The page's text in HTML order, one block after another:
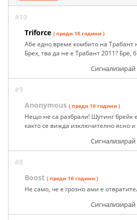
#10
Triforce ( преди 16 години )
Абе едно време комбито на Трабант
Брех, тва да не е Трабант 2011? Бре,
#9
Anonymous ( преди 16 години )
Нещо не са разбрали! Шутинг брейк
както се вижда изключително ясно
#8
Boost ( преди 16 години )
Не само, че е грозно ами е